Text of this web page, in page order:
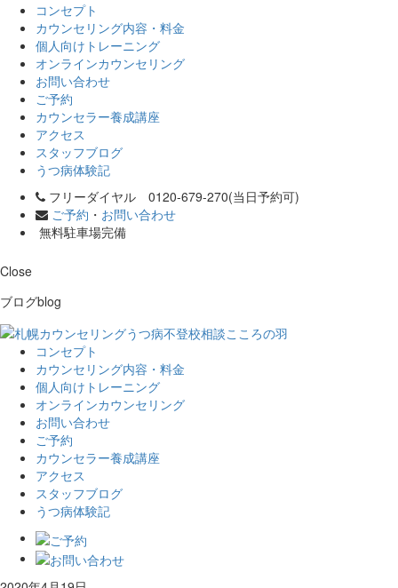
コンセプト
カウンセリング内容・料金
個人向けトレーニング
オンラインカウンセリング
お問い合わせ
ご予約
カウンセラー養成講座
アクセス
スタッフブログ
うつ病体験記
フリーダイヤル 0120-679-270(当日予約可)
ご予約 ・ お問い合わせ
無料駐車場完備
Close
ブログblog
コンセプト
カウンセリング内容・料金
個人向けトレーニング
オンラインカウンセリング
お問い合わせ
ご予約
カウンセラー養成講座
アクセス
スタッフブログ
うつ病体験記